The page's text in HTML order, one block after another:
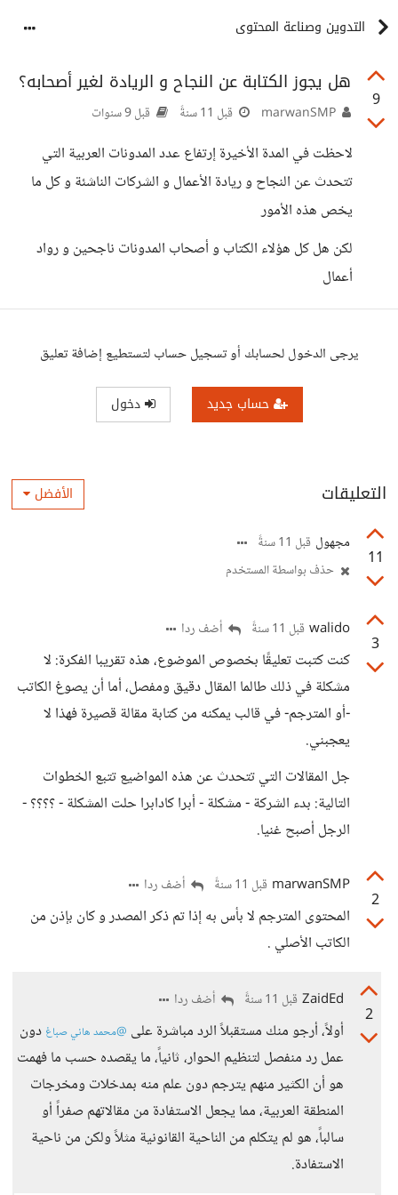
التدوين وصناعة المحتوى
9
هل يجوز الكتابة عن النجاح و الريادة لغير أصحابه؟
قبل 11 سنةً قبل 9 سنوات
لاحظت في المدة الأخيرة إرتفاع عدد المدونات العربية التي
تتحدث عن النجاح و ريادة الأعمال و الشركات الناشئة و كل ما
يخص هذه الأمور
لكن هل كل هؤلاء الكتاب و أصحاب المدونات ناجحين و رواد
أعمال
يرجى الدخول لحسابك أو تسجيل حساب لتستطيع إضافة تعليق
حساب جديد دخول
التعليقات الأفضل
11
مجهول قبل 11 سنةً
حذف بواسطة المستخدم
3
walido قبل 11 سنةً أضف ردا
كنت كتبت تعليقًا بخصوص الموضوع، هذه تقريبا الفكرة: ﻻ
مشكلة في ذلك طالما المقال دقيق ومفصل، أما أن يصوغ الكاتب
-أو المترجم- في قالب يمكنه من كتابة مقالة قصيرة فهذا ﻻ
يعجبني.
جل المقالات التي تتحدث عن هذه المواضيع تتبع الخطوات
التالية: بدء الشركة - مشكلة - أبرا كادابرا حلت المشكلة - ؟؟؟؟ -
الرجل أصبح غنيا.
2
marwanSMP قبل 11 سنةً أضف ردا
المحتوى المترجم لا بأس به إذا تم ذكر المصدر و كان بإذن من
الكاتب الأصلي .
2
ZaidEd قبل 11 سنةً أضف ردا
أولاً، أرجو منك مستقبلاً الرد مباشرة على @محمد هاني صباغ دون
عمل رد منفصل لتنظيم الحوار، ثانياً، ما يقصده حسب ما فهمت
هو أن الكثير منهم يترجم دون علم منه بمدخلات ومخرجات
المنطقة العربية، مما يجعل الاستفادة من مقالاتهم صفراً أو
سالباً، هو لم يتكلم من الناحية القانونية مثلاً ولكن من ناحية
الاستفادة.